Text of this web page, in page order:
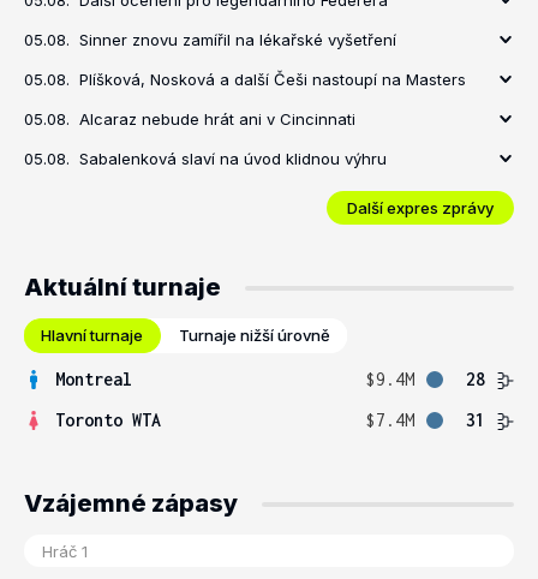
05.08. Sinner znovu zamířil na lékařské vyšetření
05.08. Plíšková, Nosková a další Češi nastoupí na Masters
05.08. Alcaraz nebude hrát ani v Cincinnati
05.08. Sabalenková slaví na úvod klidnou výhru
Další expres zprávy
Aktuální turnaje
Hlavní turnaje Turnaje nižší úrovně
Montreal $9.4M
28
Toronto WTA
$7.4M 31
Vzájemné zápasy